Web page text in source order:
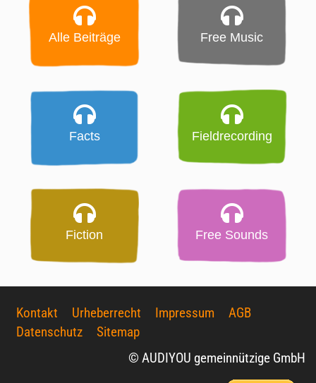
Alle Beiträge Free Music
Facts Fieldrecording
Fiction Free Sounds
Kontakt Urheberrecht Impressum
AGB
Datenschutz
Sitemap
© AUDIYOU gemeinnützige GmbH